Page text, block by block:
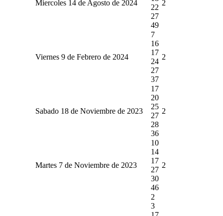
Miercoles 14 de Agosto de 2024
22
27
49
2
Viernes 9 de Febrero de 2024
7
16
17
24
27
37
2
Sabado 18 de Noviembre de 2023
17
20
25
27
28
36
2
Martes 7 de Noviembre de 2023
10
14
17
27
30
46
2
2
3